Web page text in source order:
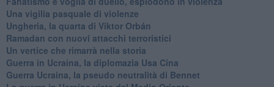
Una vigilia pasquale di violenze
Ungheria, la quarta di Viktor Orbán
Ramadan con nuovi attacchi terroristici
Un vertice che rimarrà nella storia
Guerra in Ucraina, la diplomazia Usa Cina
Guerra Ucraina, la pseudo neutralità di Bennet